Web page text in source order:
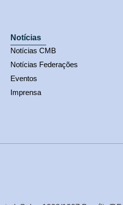
Notícias
Notícias CMB
Notícias Federações
Eventos
Imprensa